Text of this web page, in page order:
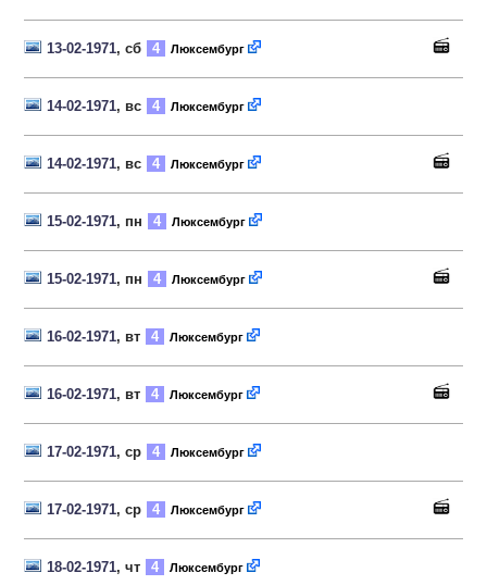
13-02-1971, сб 4 Люксембург
14-02-1971, вс 4 Люксембург
14-02-1971, вс 4 Люксембург
15-02-1971, пн 4 Люксембург
15-02-1971, пн 4 Люксембург
16-02-1971, вт 4 Люксембург
16-02-1971, вт 4 Люксембург
17-02-1971, ср 4 Люксембург
17-02-1971, ср 4 Люксембург
18-02-1971, чт 4 Люксембург